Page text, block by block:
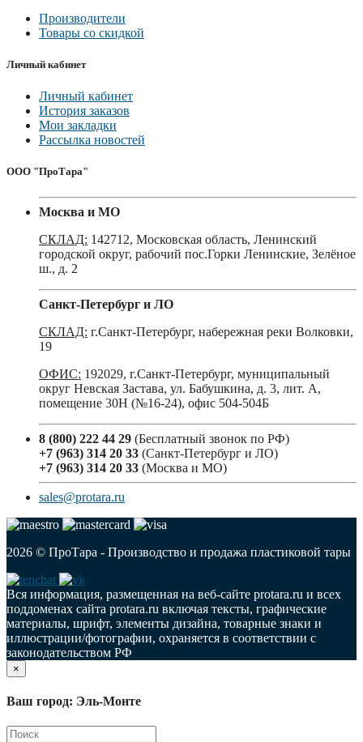
Производители
Товары со скидкой
Личный кабинет
Личный кабинет
История заказов
Мои закладки
Рассылка новостей
ООО "ПроТара"
Москва и МО
СКЛАД: 142712, Московская область, Ленинский
городской округ, рабочий пос.Горки Ленинские, Зелёное
ш., д. 2
Санкт-Петербург и ЛО
СКЛАД: г.Санкт-Петербург, набережная реки Волковки,
19
ОФИС: 192029, г.Санкт-Петербург, муниципальный
округ Невская Застава, ул. Бабушкина, д. 3, лит. А,
помещение 30Н (№16-24), офис 504-504Б
8 (800) 222 44 29 (Бесплатный звонок по РФ)
+7 (963) 314 20 33 (Санкт-Петербург и ЛО)
+7 (963) 314 20 33 (Москва и МО)
sales@protara.ru
2026 © ПроТара - Производство и продажа пластиковой тары
Вся информация, размещенная на веб-сайте protara.ru и всех
поддоменах сайта protara.ru включая тексты, графические
материалы, шрифт, элементы дизайна, товарные знаки и
иллюстрации/фотографии, охраняется в соответствии с
законодательством РФ
×
Ваш город: Эль-Монте